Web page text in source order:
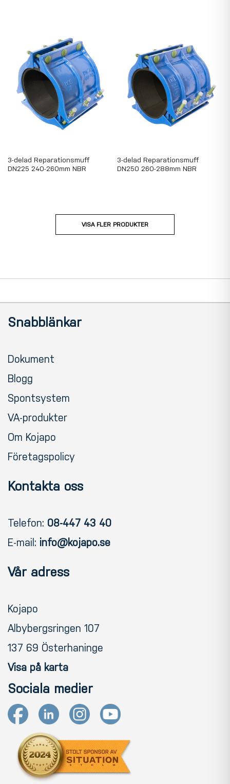
3-delad Reparationsmuff
DN225 240-260mm NBR
3-delad Reparationsmuff
DN250 260-288mm NBR
VISA FLER PRODUKTER
Snabblänkar
Dokument
Blogg
Spontsystem
VA-produkter
Om Kojapo
Företagspolicy
Kontakta oss
Telefon: 08-447 43 40
E-mail: info@kojapo.se
Vår adress
Kojapo
Albybergsringen 107
137 69 Österhaninge
Visa på karta
Sociala medier